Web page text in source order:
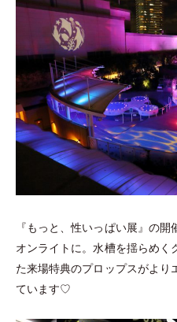
『もっと、性いっぱい展』の
オンライトに。水槽を揺らめく
た来場特典のプロップスがより
ています♡